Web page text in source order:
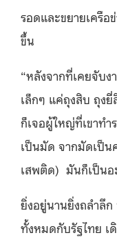
รอดและขยายเครื
ขึ้น
“หลังจากที่เคยจับง
เล็กๆ แค่ถุงสิบ ถุงยี่
ก็เจอผู้ใหญ่ที่เขาทํา
เป็นมัด จากมัดเป็
เสพติด) มันก็เป็นอ
ยิ่งอยู่นานยิ่งถลำลึ
ทั้งหมดกับรัฐไทย เ